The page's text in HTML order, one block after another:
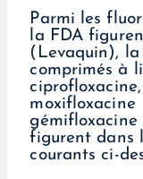
Parmi les
la FDA
(Levaquin),
comprimés à
moxifloxacine
figurent dans
courants ci-